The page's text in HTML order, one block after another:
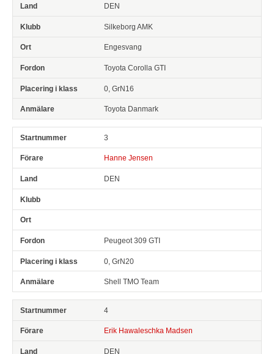
DEN
Silkeborg AMK
Engesvang
Toyota Corolla GTI
0, GrN16
Toyota Danmark
3
Hanne Jensen
DEN
Peugeot 309 GTI
0, GrN20
Shell TMO Team
4
Erik Hawaleschka Madsen
DEN